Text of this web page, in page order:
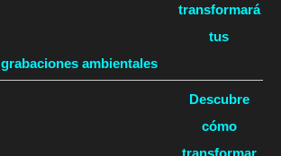
transformará
tus
grabaciones ambientales
Descubre
cómo
transformar